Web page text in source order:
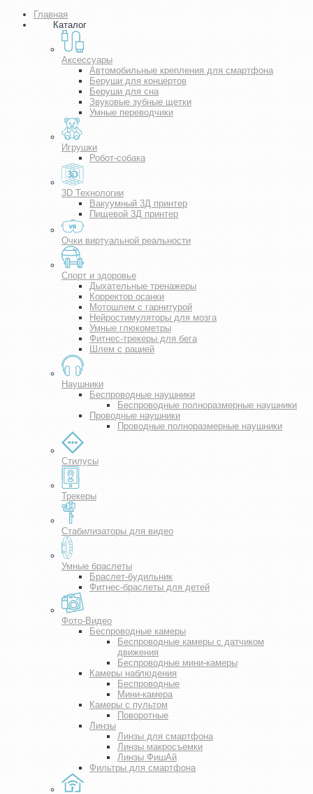
Главная
Каталог
Аксессуары
Автомобильные крепления для смартфона
Беруши для концертов
Беруши для сна
Звуковые зубные щетки
Умные переводчики
Игрушки
Робот-собака
3D Технологии
Вакуумный 3Д принтер
Пищевой 3Д принтер
Очки виртуальной реальности
Спорт и здоровье
Дыхательные тренажеры
Корректор осанки
Мотошлем с гарнитурой
Нейростимуляторы для мозга
Умные глюкометры
Фитнес-трекеры для бега
Шлем с рацией
Наушники
Беспроводные наушники
Беспроводные полноразмерные наушники
Проводные наушники
Проводные полноразмерные наушники
Стилусы
Трекеры
Стабилизаторы для видео
Умные браслеты
Браслет-будильник
Фитнес-браслеты для детей
Фото-Видео
Беспроводные камеры
Беспроводные камеры с датчиком
движения
Беспроводные мини-камеры
Камеры наблюдения
Беспроводные
Мини-камера
Камеры с пультом
Поворотные
Линзы
Линзы для смартфона
Линзы макросъемки
Линзы ФишАй
Фильтры для смартфона